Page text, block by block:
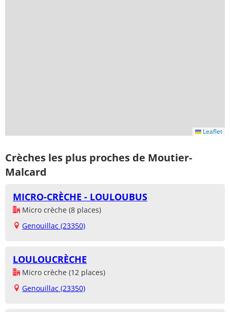
Leaflet
Crèches les plus proches de Moutier-
Malcard
MICRO-CRÈCHE - LOULOUBUS
Micro crèche (8 places)
Genouillac (23350)
LOULOUCRÈCHE
Micro crèche (12 places)
Genouillac (23350)